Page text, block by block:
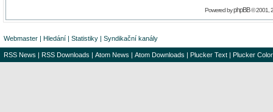
Powered byphpBB© 2001,
Webmaster | Hledání | Statistiky | Syndikační kanály
RSS News | RSS Downloads | Atom News | Atom Downloads | Plucker Text | Plucker Color